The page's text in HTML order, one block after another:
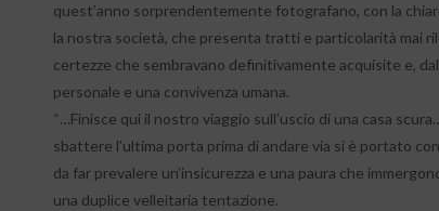
quest’anno sorprendentemente fotografano, con la
la nostra società, che presenta tratti e particolarità mai
certezze che sembravano definitivamente acquisite e,
personale e una convivenza umana.
“…Finisce qui il nostro viaggio sull’uscio di una casa
sbattere l’ultima porta prima di andare via si è portato
da far prevalere un’insicurezza e una paura che
una duplice velleitaria tentazione.